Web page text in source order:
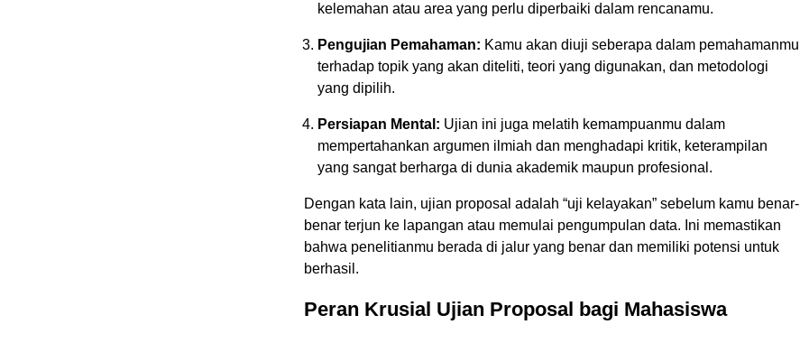
kelemahan atau area yang perlu diperbaiki dalam rencanamu.
Pengujian Pemahaman: Kamu akan diuji seberapa dalam pemahamanmu
terhadap topik yang akan diteliti, teori yang digunakan, dan metodologi
yang dipilih.
Persiapan Mental: Ujian ini juga melatih kemampuanmu dalam
mempertahankan argumen ilmiah dan menghadapi kritik, keterampilan
yang sangat berharga di dunia akademik maupun profesional.
Dengan kata lain, ujian proposal adalah “uji kelayakan” sebelum kamu benar-
benar terjun ke lapangan atau memulai pengumpulan data. Ini memastikan
bahwa penelitianmu berada di jalur yang benar dan memiliki potensi untuk
berhasil.
Peran Krusial Ujian Proposal bagi Mahasiswa